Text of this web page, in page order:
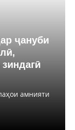
ҷануби
амнияти